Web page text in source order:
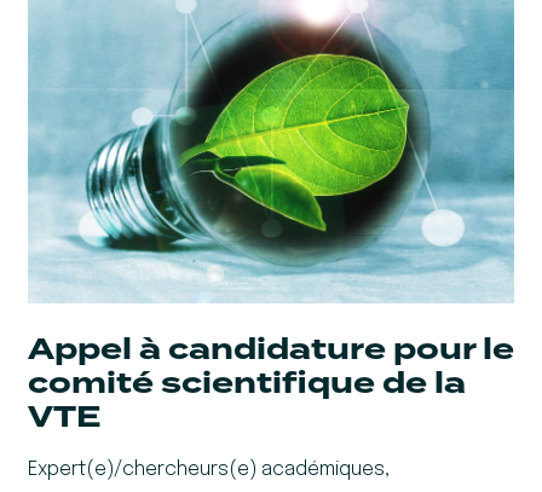
Appel à candidature pour le
comité scientifique de la
VTE
Expert(e)/chercheurs(e) académiques,